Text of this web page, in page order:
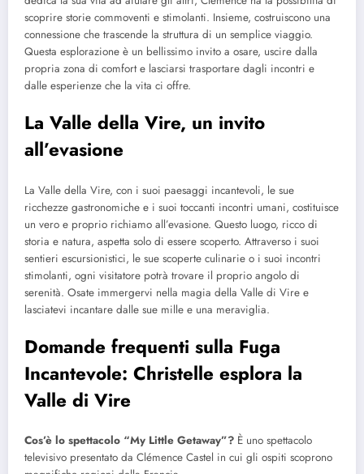
scoprire storie commoventi e stimolanti. Insieme, costruiscono una
connessione che trascende la struttura di un semplice viaggio.
Questa esplorazione è un bellissimo invito a osare, uscire dalla
propria zona di comfort e lasciarsi trasportare dagli incontri e
dalle esperienze che la vita ci offre.
La Valle della Vire, un invito
all’evasione
La Valle della Vire, con i suoi paesaggi incantevoli, le sue
ricchezze gastronomiche e i suoi toccanti incontri umani, costituisce
un vero e proprio richiamo all’evasione. Questo luogo, ricco di
storia e natura, aspetta solo di essere scoperto. Attraverso i suoi
sentieri escursionistici, le sue scoperte culinarie o i suoi incontri
stimolanti, ogni visitatore potrà trovare il proprio angolo di
serenità. Osate immergervi nella magia della Valle di Vire e
lasciatevi incantare dalle sue mille e una meraviglia.
Domande frequenti sulla Fuga
Incantevole: Christelle esplora la
Valle di Vire
Cos’è lo spettacolo “My Little Getaway”? È uno spettacolo
televisivo presentato da Clémence Castel in cui gli ospiti scoprono